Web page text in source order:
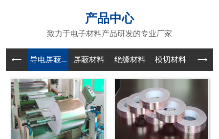
产品中心
致力于电子材料产品研发的专业厂家
导电屏蔽... 屏蔽材料 绝缘材料 模切材料